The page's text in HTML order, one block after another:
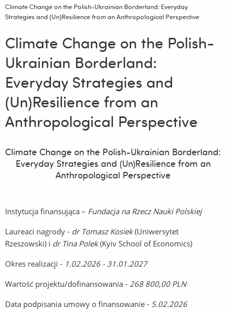
Climate Change on the Polish-Ukrainian Borderland: Everyday
Strategies and (Un)Resilience from an Anthropological Perspective
Climate Change on the Polish-
Ukrainian Borderland:
Everyday Strategies and
(Un)Resilience from an
Anthropological Perspective
Climate Change on the Polish-Ukrainian Borderland:
Everyday Strategies and (Un)Resilience from an
Anthropological Perspective
Instytucja finansująca – Fundacja na Rzecz Nauki Polskiej
Laureaci nagrody - dr Tomasz Kosiek(Uniwersytet
Rzeszowski) i dr Tina Polek(Kyiv School of Economics)
Okres realizacji - 1.02.2026 - 31.01.2027
Wartość projektu/dofinansowania - 268 800,00 PLN
Data podpisania umowy o finansowanie - 5.02.2026